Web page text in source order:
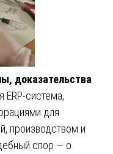
доказательства
ERP-система,
для
производством и
спор — о